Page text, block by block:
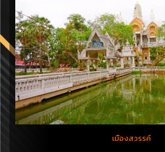
เมืองสวรรค์